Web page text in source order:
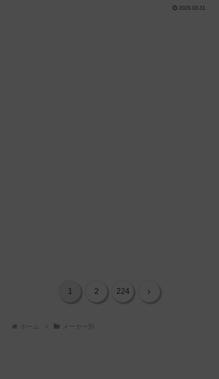
きに朗報です 汁なしまぜそば 麻辣湯
2026.03.31
1 2 224 次
ホーム メーカー別